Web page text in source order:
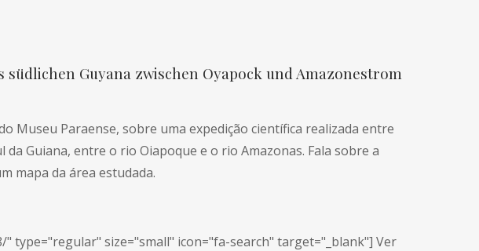
Guyana zwischen Oyapock und Amazonestrom
Museu Paraense, sobre uma expedição científica realizada entre
Guiana, entre o rio Oiapoque e o rio Amazonas. Fala sobre a
mapa da área estudada.
size="small" icon="fa-search" target="_blank"] Ver